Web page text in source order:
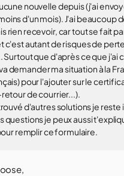
nouvelle depuis (j'ai
d'un mois). J'ai beaucoup
rien recevoir, car tout se fait
c'est autant de risques de
Surtout que d'après ce que j'ai
demander ma situation à la
pour l'ajouter sur le
de courrier...).
d'autres solutions je reste
questions je peux aussi
remplir ce formulaire.